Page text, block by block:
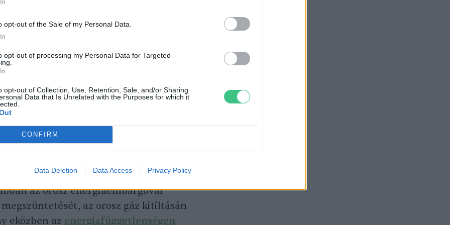
opt-out of the Sale of my Personal Data.
opt-out of processing my Personal Data for Targeted
opt-out of Collection, Use, Retention, Sale, and/or Sharing
Data that Is Unrelated with the Purposes for which it
CONFIRM
Data Deletion Data Access Privacy Policy
lenne szüksége az
megvalósításának kulcseleme az
túlmutató nemzeti érdek – szögezte le
a rezsicsökkentést Brüsszel
az orosz energiaembargóval
az orosz gáz kitiltásán
eközben az energiafüggetlenségen